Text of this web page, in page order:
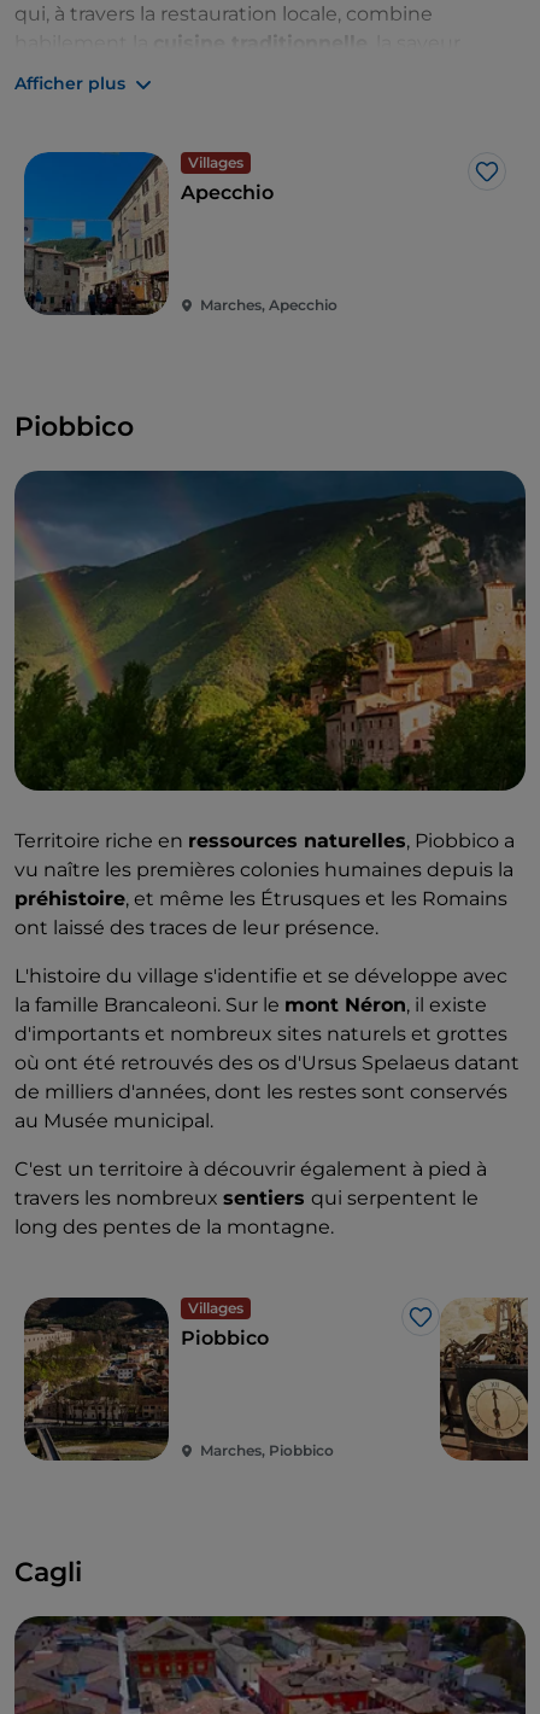
qui, à travers la restauration locale, combine
cuisine traditionnelle
intense de la
Afficher plus
Villages
Apecchio
Marches, Apecchio
Piobbico
Territoire riche en ressources naturelles, Piobbico a
vu naître les premières colonies humaines depuis la
préhistoire, et même les Étrusques et les Romains
ont laissé des traces de leur présence.
L'histoire du village s'identifie et se développe avec
la famille Brancaleoni. Sur le mont Néron, il existe
d'importants et nombreux sites naturels et grottes
où ont été retrouvés des os d'Ursus Spelaeus datant
de milliers d'années, dont les restes sont conservés
au Musée municipal.
C'est un territoire à découvrir également à pied à
travers les nombreux sentiers qui serpentent le
long des pentes de la montagne.
Villages
J’aime
Piobbico
Marches, Piobbico
Cagli